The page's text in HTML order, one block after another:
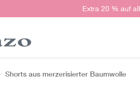
springenExtra 20 % auf
Shorts aus merzerisierter Baumwolle